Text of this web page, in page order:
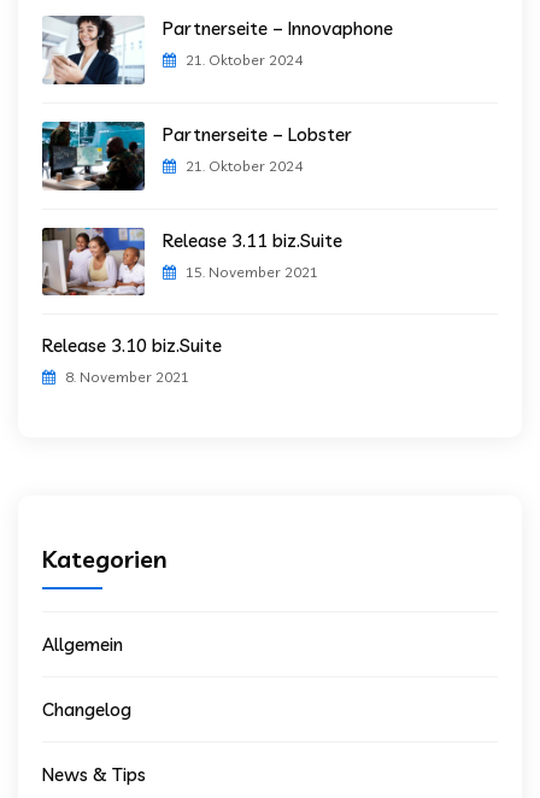
Partnerseite – Innovaphone
21. Oktober 2024
Partnerseite – Lobster
21. Oktober 2024
Release 3.11 biz.Suite
15. November 2021
Release 3.10 biz.Suite
8. November 2021
Kategorien
Allgemein
Changelog
News & Tips